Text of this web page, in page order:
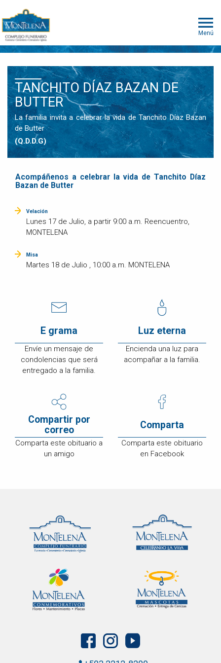
Menú
TANCHITO DÍAZ BAZAN DE
BUTTER
La familia invita a celebrar la vida de Tanchito Díaz Bazan
de Butter
(Q.D.D.G)
Acompáñenos a celebrar la vida de Tanchito Díaz
Bazan de Butter
Velación
Lunes 17 de Julio, a partir 9:00 a.m. Reencuentro,
MONTELENA
Misa
Martes 18 de Julio , 10:00 a.m. MONTELENA
E grama
Envíe un mensaje de
condolencias que será
entregado a la familia.
Luz eterna
Encienda una luz para
acompañar a la familia.
Compartir por
correo
Comparta este obituario a
un amigo
Comparta
Comparta este obituario
en Facebook